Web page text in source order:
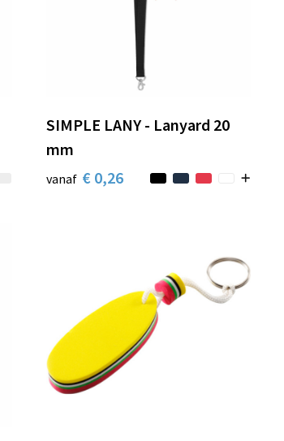
SIMPLE LANY - Lanyard 20
mm
vanaf € 0,26